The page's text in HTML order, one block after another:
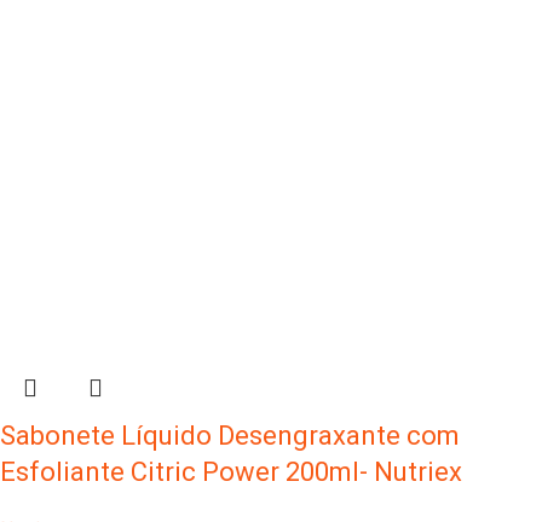
Sabonete Líquido Desengraxante com
Esfoliante Citric Power 200ml- Nutriex